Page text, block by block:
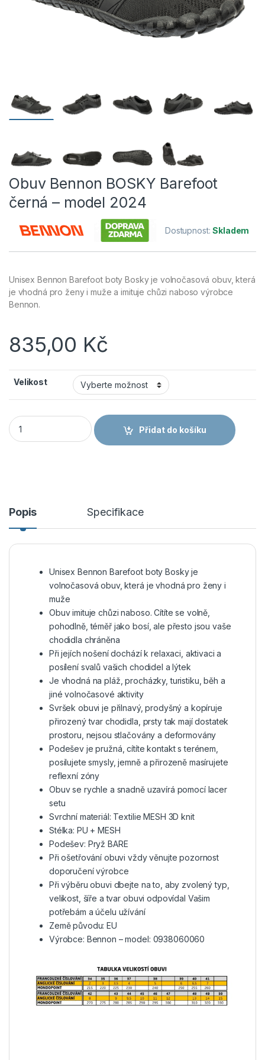
Obuv Bennon BOSKY Barefoot
černá – model 2024
Dostupnost:Skladem
Unisex Bennon Barefoot boty Bosky je volnočasová obuv, která
je vhodná pro ženy i muže a imituje chůzi naboso výrobce
Bennon.
835,00 Kč
Velikost
Obuv Bennon BOSKY Barefoot černá - model 2024 množství
Přidat do košíku
Popis Specifikace
Unisex Bennon Barefoot boty Bosky je
volnočasová obuv, která je vhodná pro ženy i
muže
Obuv imituje chůzi naboso. Cítíte se volně,
pohodlně, téměř jako bosí, ale přesto jsou vaše
chodidla chráněna
Při jejích nošení dochází k relaxaci, aktivaci a
posílení svalů vašich chodidel a lýtek
Je vhodná na pláž, procházky, turistiku, běh a
jiné volnočasové aktivity
Svršek obuvi je přilnavý, prodyšný a kopíruje
přirozený tvar chodidla, prsty tak mají dostatek
prostoru, nejsou stlačovány a deformovány
Podešev je pružná, cítíte kontakt s terénem,
posilujete smysly, jemně a přirozeně masírujete
reflexní zóny
Obuv se rychle a snadně uzavírá pomocí lacer
setu
Svrchní materiál: Textilie MESH 3D knit
Stélka: PU + MESH
Podešev: Pryž BARE
Při ošetřování obuvi vždy věnujte pozornost
doporučení výrobce
Při výběru obuvi dbejte na to, aby zvolený typ,
velikost, šíře a tvar obuvi odpovídal Vašim
potřebám a účelu užívání
Země původu: EU
Výrobce: Bennon – model: 0938060060